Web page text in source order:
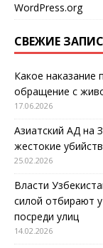
WordPress.org
СВЕЖИЕ
Какое наказание
обращение с
17.06.2026
Азиатский АД на
жестокие
25.02.2026
Власти
силой отбирают
посреди улиц
14.02.2026